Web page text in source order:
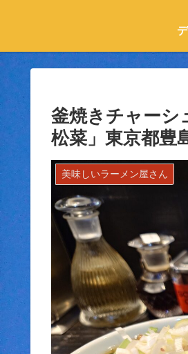
釜焼きチャーシ
松菜」東京都豊
美味しいラーメン屋さん